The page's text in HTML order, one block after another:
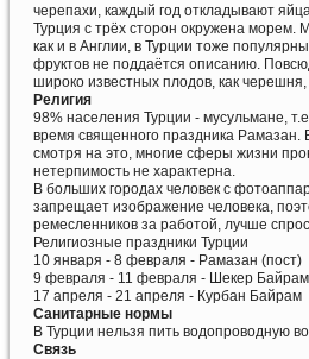
черепахи, каждый год откладывают
Турция с трёх сторон окружена морем.
как и в Англии, в Турции тоже
фруктов не поддаётся описанию.
широко известных плодов, как
Религия
98% населения Турции - мусульмане,
время священного праздника Рамазан.
смотря на это, многие сферы жизни
нетерпимость не характерна.
В больших городах человек с
запрещает изображение человека,
ремесленников за работой, лучше
Религиозные праздники Турции
10 января - 8 февраля - Рамазан (пост)
9 февраля - 11 февраля - Шекер Байрам
17 апреля - 21 апреля - Курбан Байрам
Санитарные нормы
В Турции нельзя пить водопроводную
Связь